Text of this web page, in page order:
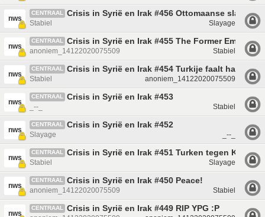
nws
CENTRAAL Crisis in Syrië en Irak #456 Ottomaanse slap
Stabiel Slayage
nws
CENTRAAL Crisis in Syrië en Irak #455 The Former Empire
anoniem_14122020075509 Stabiel
nws
CENTRAAL Crisis in Syrië en Irak #454 Turkije faalt hard!
Stabiel anoniem_14122020075509
nws
CENTRAAL Crisis in Syrië en Irak #453
_--_ Stabiel
nws
CENTRAAL Crisis in Syrië en Irak #452
Slayage _--_
nws
CENTRAAL Crisis in Syrië en Irak #451 Turken tegen Koerden
Stabiel Slayage
nws
CENTRAAL Crisis in Syrië en Irak #450 Peace!
anoniem_14122020075509 Stabiel
nws
CENTRAAL Crisis in Syrië en Irak #449 RIP YPG :P